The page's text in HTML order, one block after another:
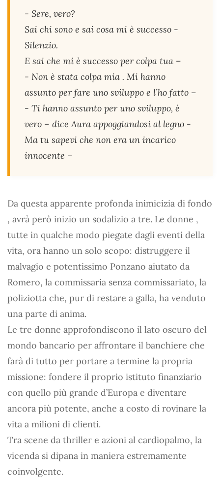
- Sere, vero?
Sai chi sono e sai cosa mi è successo -
Silenzio.
E sai che mi è successo per colpa tua –
- Non è stata colpa mia . Mi hanno
assunto per fare uno sviluppo e l’ho fatto –
- Ti hanno assunto per uno sviluppo, è
vero – dice Aura appoggiandosi al legno -
Ma tu sapevi che non era un incarico
innocente –
Da questa apparente profonda inimicizia di fondo
, avrà però inizio un sodalizio a tre. Le donne ,
tutte in qualche modo piegate dagli eventi della
vita, ora hanno un solo scopo: distruggere il
malvagio e potentissimo Ponzano aiutato da
Romero, la commissaria senza commissariato, la
poliziotta che, pur di restare a galla, ha venduto
una parte di anima.
Le tre donne approfondiscono il lato oscuro del
mondo bancario per affrontare il banchiere che
farà di tutto per portare a termine la propria
missione: fondere il proprio istituto finanziario
con quello più grande d’Europa e diventare
ancora più potente, anche a costo di rovinare la
vita a milioni di clienti.
Tra scene da thriller e azioni al cardiopalmo, la
vicenda si dipana in maniera estremamente
coinvolgente.